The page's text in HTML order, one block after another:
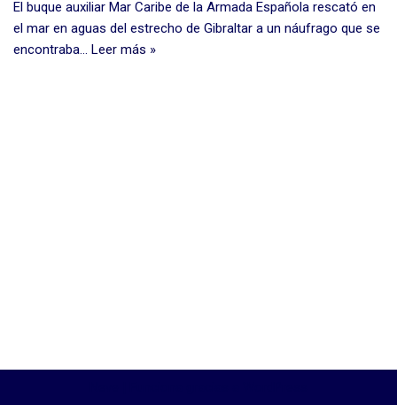
El buque auxiliar Mar Caribe de la Armada Española rescató en
el mar en aguas del estrecho de Gibraltar a un náufrago que se
encontraba… Leer más »